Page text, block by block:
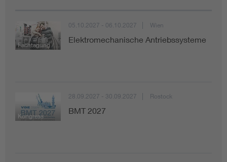
Fachtagung / Konferenz
05.10.2027 - 06.10.2027 Wien
Elektromechanische Antriebssysteme
Kongress
28.09.2027 - 30.09.2027 Rostock
BMT 2027